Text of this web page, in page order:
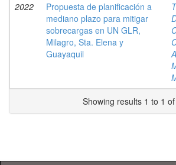
2022
Propuesta de planificación a
mediano plazo para mitigar
sobrecargas en UN GLR,
Milagro, Sta. Elena y
Guayaquil
Showing results 1 to 1 of